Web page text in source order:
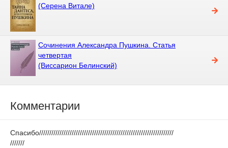
(Серена Витале)
Сочинения Александра Пушкина. Статья
четвертая
(Виссарион Белинский)
Комментарии
Спасибо//////////////////////////////////////////////////////////////////
///////